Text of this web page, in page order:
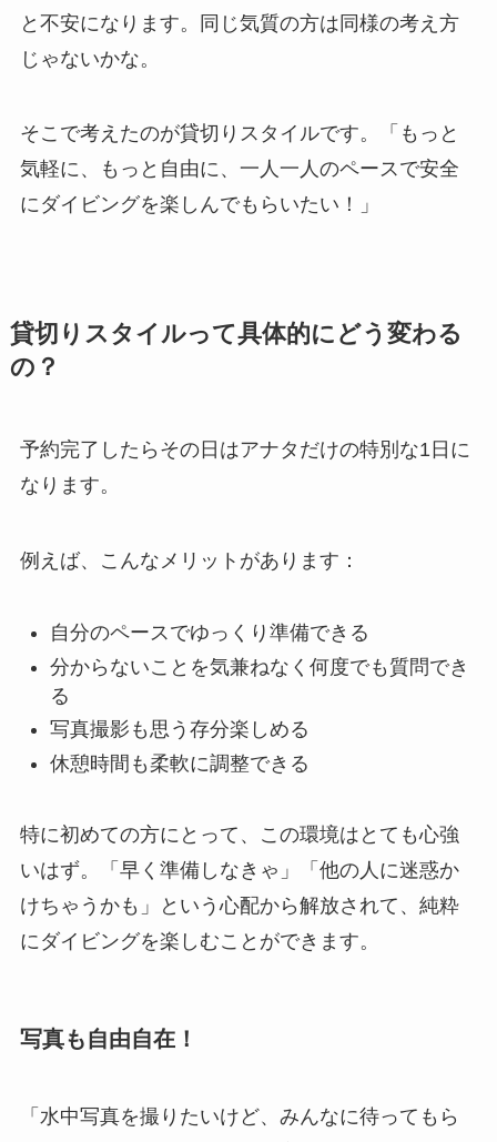
と不安になります。同じ気質の方は同様の考え方
じゃないかな。
そこで考えたのが貸切りスタイルです。「もっと
気軽に、もっと自由に、一人一人のペースで安全
にダイビングを楽しんでもらいたい！」
貸切りスタイルって具体的にどう変わる
の？
予約完了したらその日はアナタだけの特別な1日に
なります。
例えば、こんなメリットがあります：
自分のペースでゆっくり準備できる
分からないことを気兼ねなく何度でも質問でき
る
写真撮影も思う存分楽しめる
休憩時間も柔軟に調整できる
特に初めての方にとって、この環境はとても心強
いはず。「早く準備しなきゃ」「他の人に迷惑か
けちゃうかも」という心配から解放されて、純粋
にダイビングを楽しむことができます。
写真も自由自在！
「水中写真を撮りたいけど、みんなに待ってもら